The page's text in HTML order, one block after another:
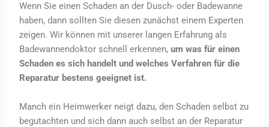
Wenn Sie einen Schaden an der Dusch- oder Badewanne
haben, dann sollten Sie diesen zunächst einem Experten
zeigen. Wir können mit unserer langen Erfahrung als
Badewannendoktor schnell erkennen,um was für einen
Schaden es sich handelt und welches Verfahren für die
Reparatur bestens geeignet ist.
Manch ein Heimwerker neigt dazu, den Schaden selbst zu
begutachten und sich dann auch selbst an der Reparatur